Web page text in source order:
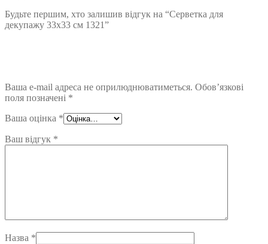
Будьте першим, хто залишив відгук на “Серветка для
декупажу 33х33 см 1321”
Ваша e-mail адреса не оприлюднюватиметься. Обов’язкові
поля позначені *
Ваша оцінка *
Ваш відгук *
Назва *